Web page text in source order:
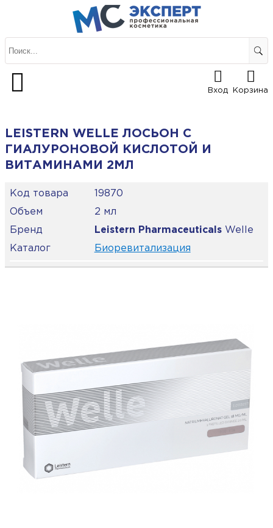
Вход Корзина
LEISTERN WELLE ЛОСЬОН С
ГИАЛУРОНОВОЙ КИСЛОТОЙ И
ВИТАМИНАМИ 2МЛ
Код товара
19870
Объем
2 мл
Бренд
Leistern PharmaceuticalsWelle
Каталог
Биоревитализация